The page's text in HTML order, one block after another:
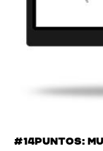
#14PUNTOS: